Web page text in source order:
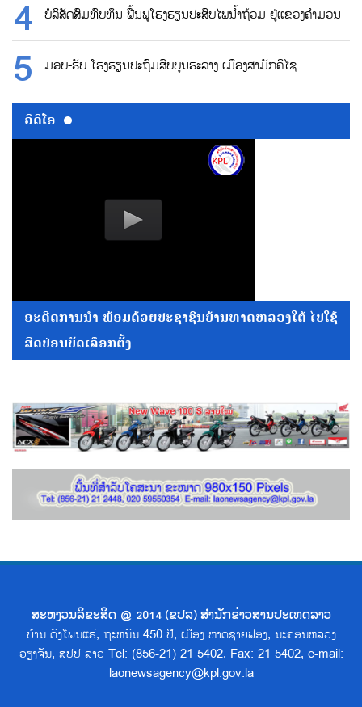
ບໍລິສັດສົມທົບທຶນ ຟື້ນຟູໂຮງຮຽນປະສົບໄພນ້ຳຖ້ວມ ຢູ່ແຂວງຄຳມວນ
ມອບ-ຮັບ ໂຮງຮຽນປະຖົມສົບບູນຮະລາງ ເມືອງສາມັກຄິໄຊ
ວີດີໂອ
ອະດີດການນໍາ ພ້ອມດ້ວຍປະຊາຊົນບ້ານທາດຫລວງໃຕ້ ໄປໃຊ້
ສິດປ່ອນບັດເລືອກຕັ້ງ
ສະຫງວນລິຂະສິດ @ 2014 (ຂປລ) ສຳນັກຂ່າວສານປະເທດລາວ
ບ້ານ ດົງໂພນແຮ່, ຖະຫນົນ 450 ປີ, ເມືອງ ຫາດຊາຍຟອງ, ນະຄອນຫລວງ
ວຽງຈັນ, ສປປ ລາວ Tel: (856-21) 21 5402, Fax: 21 5402, e-mail:
laonewsagency@kpl.gov.la